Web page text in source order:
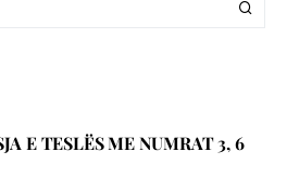
E TESLËS ME NUMRAT 3, 6